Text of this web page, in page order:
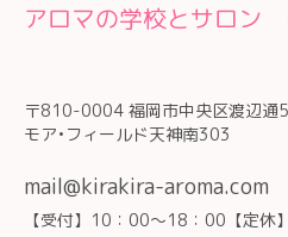
アロマの学校とサロン
〒810-0004 福岡市中央区渡辺通
モア•フィールド天神南303
mail@kirakira-aroma.com
【受付】10：00～18：00【定休